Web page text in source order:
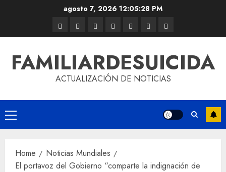
agosto 7, 2026 12:05:29 PM
FAMILIARDESUICIDA
ACTUALIZACIÓN DE NOTICIAS
Home
Noticias Mundiales
El portavoz del Gobierno “comparte la indignación de